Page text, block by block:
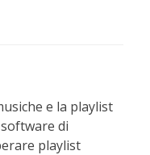
e la playlist
di
playlist